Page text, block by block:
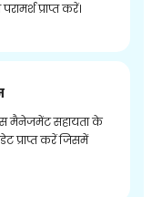
प्राप्त करें।
मैनेजमेंट सहायता के
प्राप्त करें जिसमें